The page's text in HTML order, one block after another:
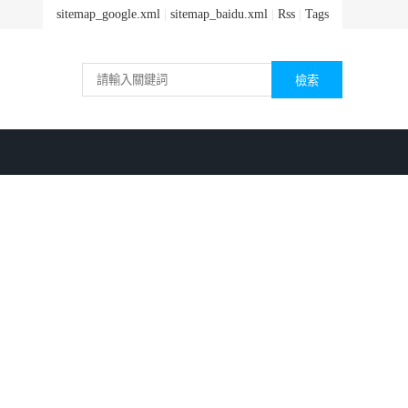
sitemap_google.xml sitemap_baidu.xml Rss Tags